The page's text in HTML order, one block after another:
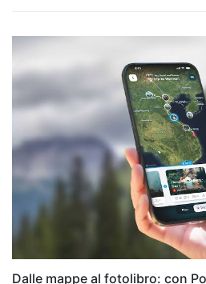
Dalle mappe al fotolibro: con